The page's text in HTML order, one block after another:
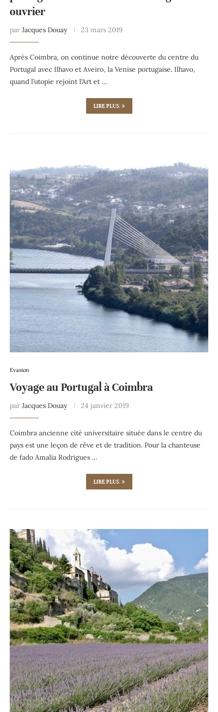
ouvrier
par Jacques Douay 23 mars 2019
Après Coimbra, on continue notre découverte du centre du
Portugal avec Ilhavo et Aveiro, la Venise portugaise. Ilhavo,
quand l’utopie rejoint l’Art et …
LIRE PLUS
Evasion
Voyage au Portugal à Coimbra
par Jacques Douay 24 janvier 2019
Coimbra ancienne cité universitaire située dans le centre du
pays est une leçon de rêve et de tradition. Pour la chanteuse
de fado Amalia Rodrigues …
LIRE PLUS